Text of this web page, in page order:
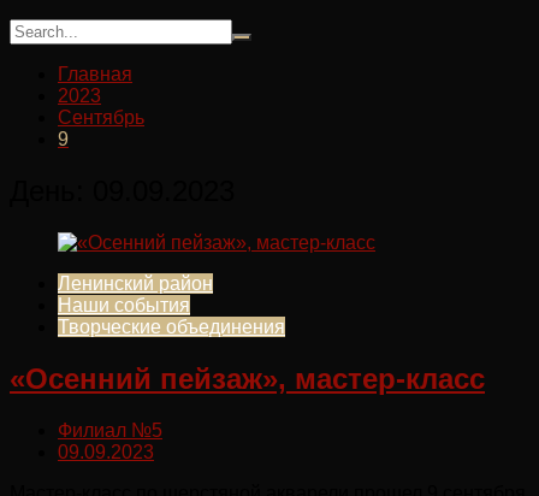
Главная
2023
Сентябрь
9
Ленинский район
Наши события
Творческие объединения
«Осенний пейзаж», мастер-класс
Филиал №5
09.09.2023